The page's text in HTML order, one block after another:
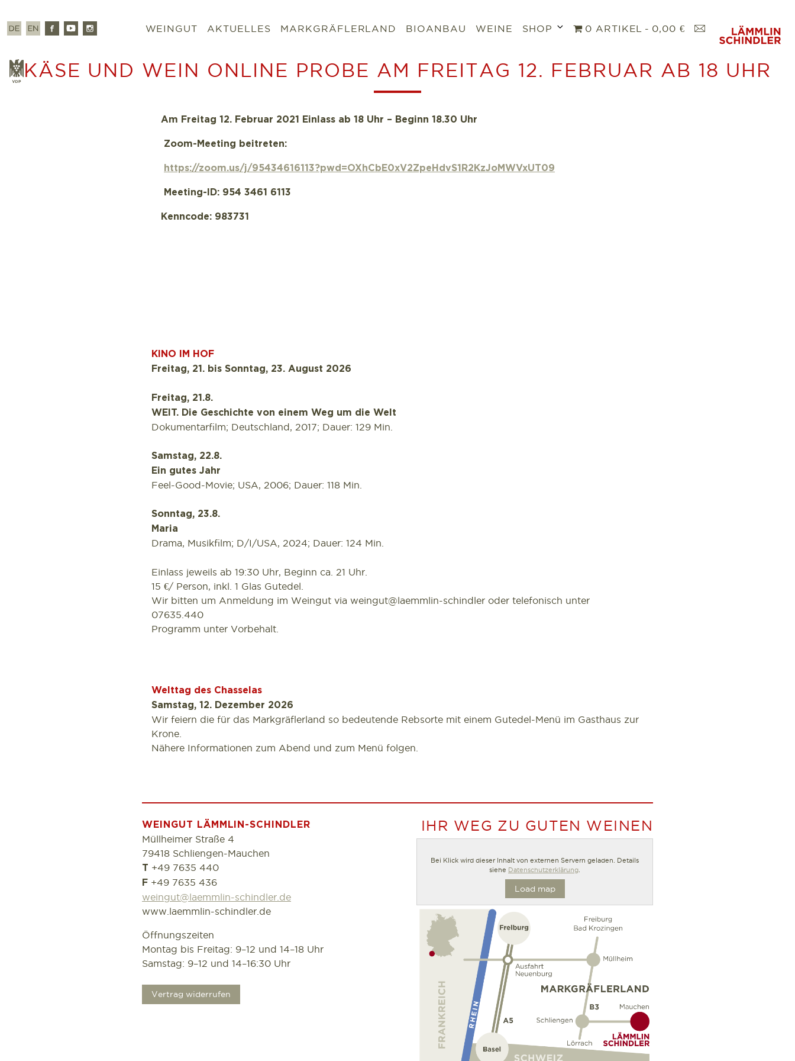
InhaltDeutschEnglischFacebook
Youtube WEINGUT AKTUELLES MARKGRÄFLERLAND BIOANBAU WEINE SHOP
Untermenü
öffnen
0 ARTIKEL 0,00 €
K
T
VDP
KÄSE UND WEIN ONLINE PROBE AM FREITAG 12. FEBRUAR AB 18 UHR
Am Freitag 12. Februar 2021 Einlass ab 18 Uhr – Beginn 18.30 Uhr
Zoom-Meeting beitreten:
https://zoom.us/j/95434616113?pwd=OXhCbE0xV2ZpeHdvS1R2KzJoMWVxUT09
Meeting-ID: 954 3461 6113
Kenncode: 983731
KINO IM HOF
Freitag, 21. bis Sonntag, 23. August 2026
Freitag, 21.8.
WEIT. Die Geschichte von einem Weg um die Welt
Dokumentarfilm; Deutschland, 2017; Dauer: 129 Min.
Samstag, 22.8.
Ein gutes Jahr
Feel-Good-Movie; USA, 2006; Dauer: 118 Min.
Sonntag, 23.8.
Maria
Drama, Musikfilm; D/I/USA, 2024; Dauer: 124 Min.
Einlass jeweils ab 19:30 Uhr, Beginn ca. 21 Uhr.
15 €/ Person, inkl. 1 Glas Gutedel.
Wir bitten um Anmeldung im Weingut via weingut@laemmlin-schindler oder telefonisch unter
07635.440
Programm unter Vorbehalt.
Welttag des Chasselas
Samstag, 12. Dezember 2026
Wir feiern die für das Markgräflerland so bedeutende Rebsorte mit einem Gutedel-Menü im Gasthaus zur
Krone.
Nähere Informationen zum Abend und zum Menü folgen.
WEINGUT LÄMMLIN-SCHINDLER
Müllheimer Straße 4
79418 Schliengen-Mauchen
T +49 7635 440
F +49 7635 436
weingut@laemmlin-schindler.de
www.laemmlin-schindler.de
Öffnungszeiten
Montag bis Freitag: 9–12 und 14–18 Uhr
Samstag: 9–12 und 14–16:30 Uhr
Vertrag widerrufen
IHR WEG ZU GUTEN WEINEN
Bei Klick wird dieser Inhalt von externen Servern geladen. Details
siehe Datenschutzerklärung
Load map